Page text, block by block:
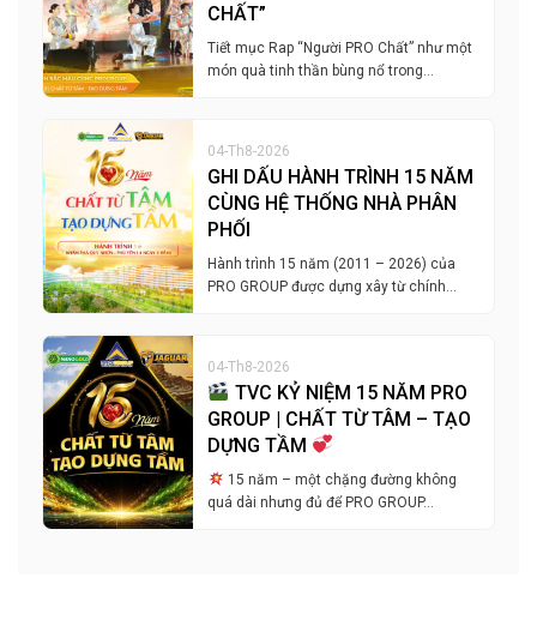
CHẤT”
Tiết mục Rap “Người PRO Chất” như một
món quà tinh thần bùng nổ trong…
04-Th8-2026
GHI DẤU HÀNH TRÌNH 15 NĂM
CÙNG HỆ THỐNG NHÀ PHÂN
PHỐI
Hành trình 15 năm (2011 – 2026) của
PRO GROUP được dựng xây từ chính…
04-Th8-2026
TVC KỶ NIỆM 15 NĂM PRO
GROUP | CHẤT TỪ TÂM – TẠO
DỰNG TẦM
15 năm – một chặng đường không
quá dài nhưng đủ để PRO GROUP…